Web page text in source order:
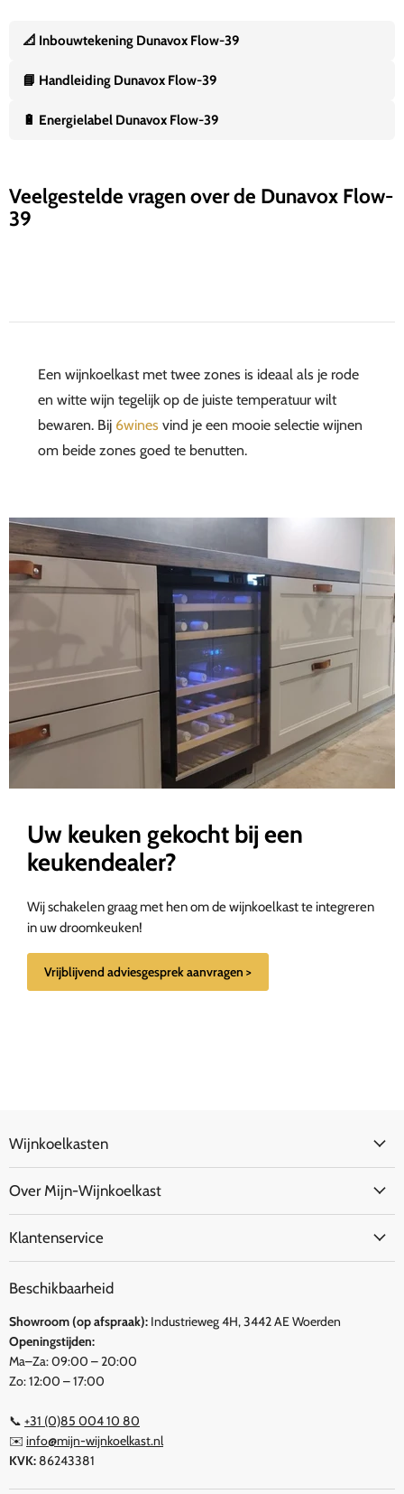
📐 Inbouwtekening Dunavox Flow-39
📘 Handleiding Dunavox Flow-39
🔋 Energielabel Dunavox Flow-39
Veelgestelde vragen over de Dunavox Flow-
39
Een wijnkoelkast met twee zones is ideaal als je rode
en witte wijn tegelijk op de juiste temperatuur wilt
bewaren. Bij 6wines vind je een mooie selectie wijnen
om beide zones goed te benutten.
Uw keuken gekocht bij een
keukendealer?
Wij schakelen graag met hen om de wijnkoelkast te integreren
in uw droomkeuken!
Vrijblijvend adviesgesprek aanvragen >
Wijnkoelkasten
Over Mijn-Wijnkoelkast
Klantenservice
Beschikbaarheid
Showroom (op afspraak): Industrieweg 4H, 3442 AE Woerden
Openingstijden:
Ma–Za: 09:00 – 20:00
Zo: 12:00 – 17:00
📞 +31 (0)85 004 10 80
✉️ info@mijn-wijnkoelkast.nl
KVK:86243381